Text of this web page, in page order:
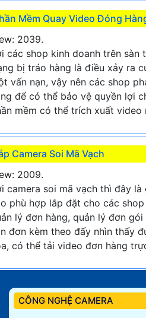
Mềm Quay Video Đóng
2039.
các shop kinh doanh trên
bị tráo hàng là điều xảy ra
vấn nạn, vậy nên các shop
để có thể bảo vệ quyền lợi
mềm có thể trích xuất video
Camera Soi Mã Vạch
2009.
camera soi mã vạch thì đây
phù hợp lắp đặt cho các
lý đơn hàng, quản lý đơn
đơn kèm theo đấy nhìn thấy
có thể tải video đơn hàng
CÔNG NGHỆ CAMERA